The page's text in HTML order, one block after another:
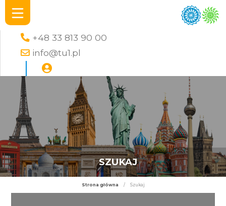
+48 33 813 90 00
info@tu1.pl
SZUKAJ
Strona główna / Szukaj